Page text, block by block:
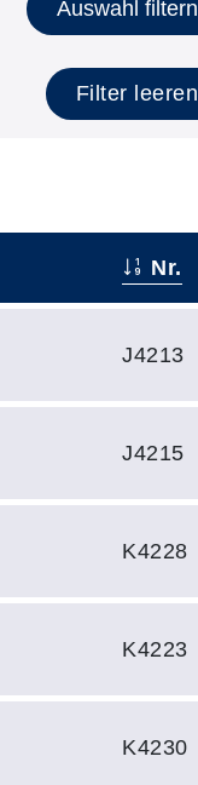
Auswahl filtern
Filter leeren
Nr.
J4213
J4215
K4228
K4223
K4230